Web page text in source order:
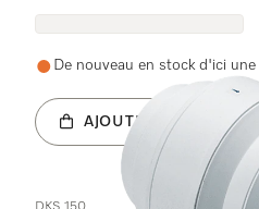
De nouveau en stock d'ici une
AJOUTER AU PANIER